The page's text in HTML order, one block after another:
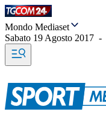
Mondo Mediaset
Sabato 19 Agosto 2017 -